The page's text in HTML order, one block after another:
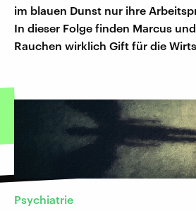
im blauen Dunst nur ihre
In dieser Folge finden Marcus
Rauchen wirklich Gift für die
Psychiatrie